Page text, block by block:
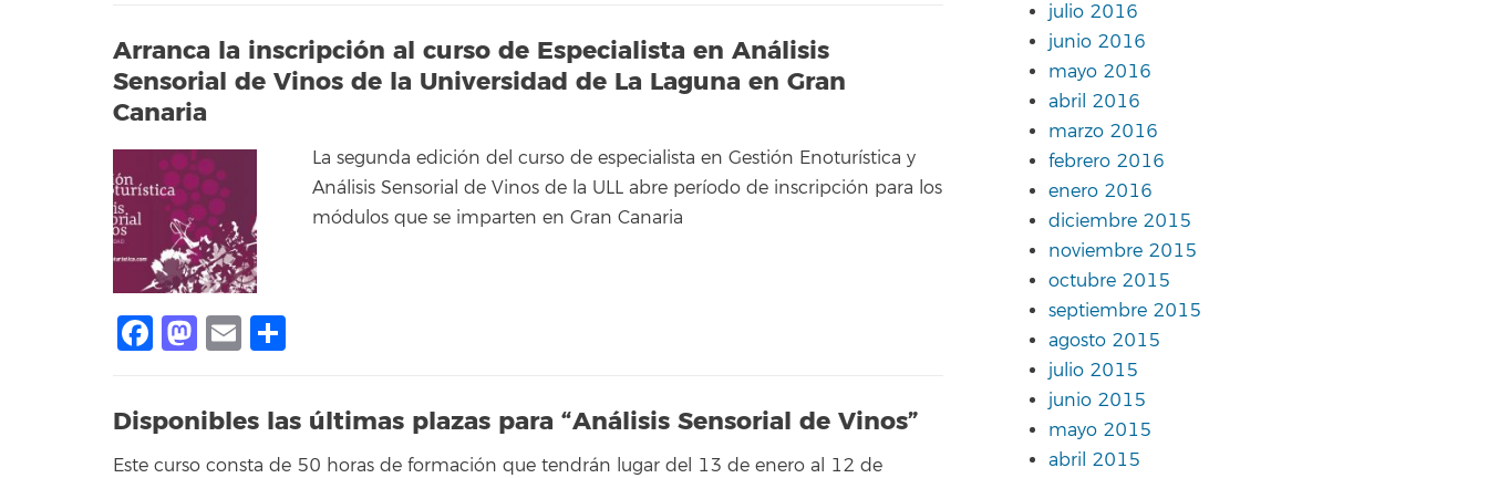
Arranca la inscripción al curso de Especialista en Análisis
Sensorial de Vinos de la Universidad de La Laguna en Gran
Canaria
La segunda edición del curso de especialista en Gestión Enoturística y
Análisis Sensorial de Vinos de la ULL abre período de inscripción para los
módulos que se imparten en Gran Canaria
Facebook
Mastodon
Email
Disponibles las últimas plazas para “Análisis Sensorial de Vinos”
Este curso consta de 50 horas de formación que tendrán lugar del 13 de enero al 12 de
julio 2016
junio 2016
mayo 2016
abril 2016
marzo 2016
febrero 2016
enero 2016
diciembre 2015
noviembre 2015
octubre 2015
septiembre 2015
agosto 2015
julio 2015
junio 2015
mayo 2015
abril 2015